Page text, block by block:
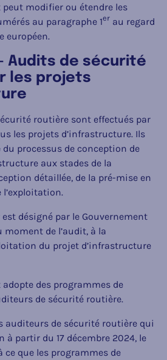
peut modifier ou étendre les
au paragraphe 1er au regard
européen.
— Audits de sécurité
les projets
routière sont effectués par
les projets d’infrastructure. Ils
processus de conception de
aux stades de la
détaillée, de la pré-mise en
l’exploitation.
est désigné par le Gouvernement
de l’audit, à la
du projet d’infrastructure
adopte des programmes de
de sécurité routière.
auditeurs de sécurité routière qui
partir du 17 décembre 2024, le
ce que les programmes de